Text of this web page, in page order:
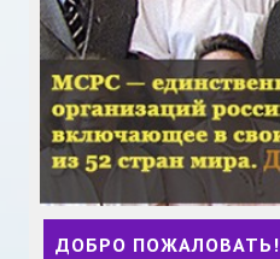
ДОБРО ПОЖАЛОВАТЬ!